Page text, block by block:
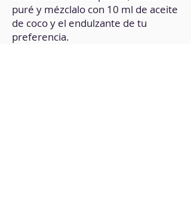
puré y mézclalo con 10 ml de aceite
de coco y el endulzante de tu
preferencia.